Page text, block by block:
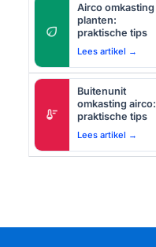
eco
Airco omkasting
planten:
praktische tips
Lees artikel →
thermostat
Buitenunit
omkasting airco:
praktische tips
Lees artikel →